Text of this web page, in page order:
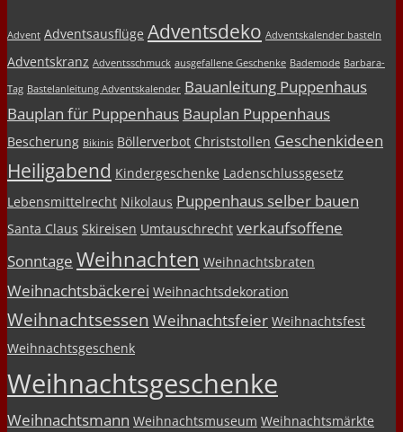
Advent Adventsausflüge Adventsdeko Adventskalender basteln
Adventskranz Adventsschmuck ausgefallene Geschenke Bademode Barbara-
Tag Bastelanleitung Adventskalender Bauanleitung Puppenhaus
Bauplan für Puppenhaus Bauplan Puppenhaus
Bescherung Bikinis Böllerverbot Christstollen Geschenkideen
Heiligabend Kindergeschenke Ladenschlussgesetz
Lebensmittelrecht Nikolaus Puppenhaus selber bauen
Santa Claus Skireisen Umtauschrecht verkaufsoffene
Sonntage Weihnachten Weihnachtsbraten
Weihnachtsbäckerei Weihnachtsdekoration
Weihnachtsessen Weihnachtsfeier Weihnachtsfest
Weihnachtsgeschenk
Weihnachtsgeschenke
Weihnachtsmann Weihnachtsmuseum Weihnachtsmärkte